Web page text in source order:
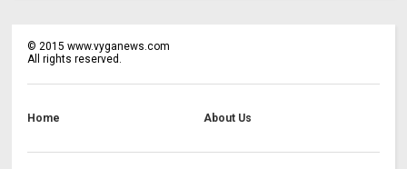
© 2015 www.vyganews.com
All rights reserved.
Home About Us